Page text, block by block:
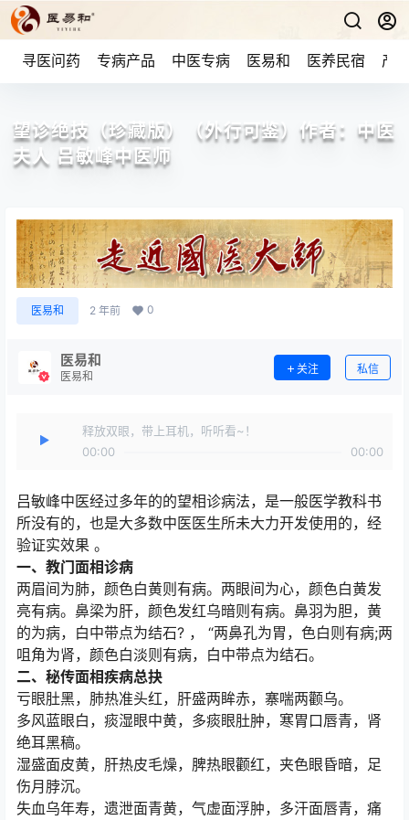
寻医问药 专病产品 中医专病 医易和 医养民宿 产
望诊绝技（珍藏版）（外行可鉴）作者：中医
夫人 吕敏峰中医师
医易和 2 年前 0
医易和
医易和
关注 私信
释放双眼，带上耳机，听听看~！
00:00
00:00
吕敏峰中医经过多年的的望相诊病法，是一般医学教科书
所没有的，也是大多数中医医生所未大力开发使用的，经
验证实效果 。
一、教门面相诊病
两眉间为肺，颜色白黄则有病。两眼间为心，颜色白黄发
亮有病。鼻梁为肝，颜色发红乌暗则有病。鼻羽为胆，黄
的为病，白中带点为结石? ， “两鼻孔为胃，色白则有病;两
咀角为肾，颜色白淡则有病，白中带点为结石。
二、秘传面相疾病总抉
亏眼肚黑，肺热准头红，肝盛两眸赤，寨喘两颧乌。
多风蓝眼白，痰湿眼中黄，多痰眼肚肿，寒胃口唇青，肾
绝耳黑稿。
湿盛面皮黄，肝热皮毛燥，脾热眼颧红，夹色眼昏暗，足
伤月脖沉。
失血乌年寿，遗泄面青黄，气虚面浮肿，多汗面唇青，痛